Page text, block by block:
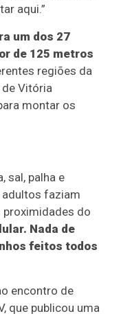
aqui.”
um dos 27
de 125 metros
regiões da
Vitória
montar os
sal, palha e
adultos faziam
proximidades do
Nada de
feitos todos
encontro de
que publicou uma